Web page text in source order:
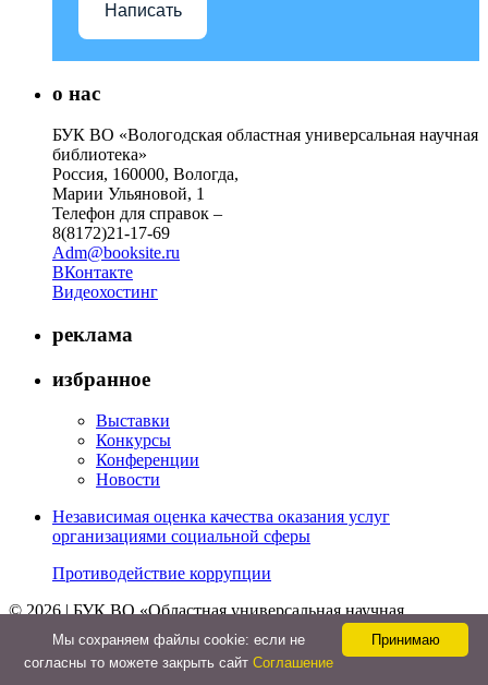
Написать
о нас
БУК ВО «Вологодская областная универсальная научная
библиотека»
Россия, 160000, Вологда,
Марии Ульяновой, 1
Телефон для справок –
8(8172)21-17-69
Adm@booksite.ru
ВКонтакте
Видеохостинг
реклама
избранное
Выставки
Конкурсы
Конференции
Новости
Независимая оценка качества оказания услуг
организациями социальной сферы
Противодействие коррупции
© 2026 | БУК ВО «Областная универсальная научная
библиотека»
Принимаю
Мы cохраняем файлы cookie: если не
согласны то можете закрыть сайт Соглашение